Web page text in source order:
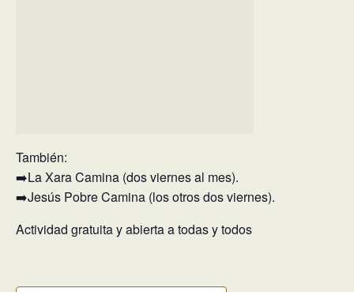
También:
➡️La Xara Camina (dos viernes al mes).
➡️Jesús Pobre Camina (los otros dos viernes).
Actividad gratuita y abierta a todas y todos